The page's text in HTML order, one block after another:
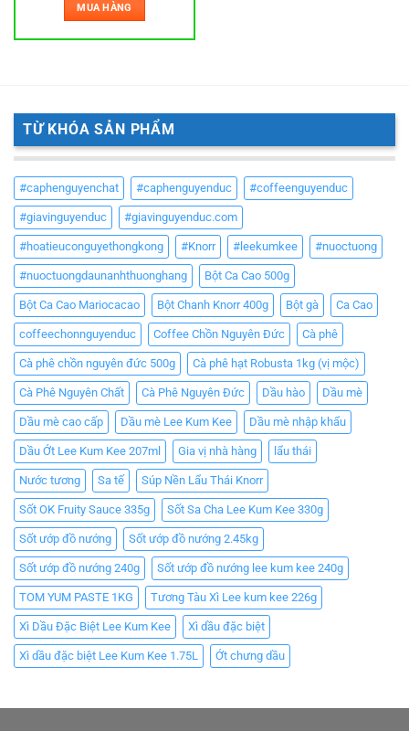
MUA HÀNG
TỪ KHÓA SẢN PHẨM
#caphenguyenchat #caphenguyenduc #coffeenguyenduc
#giavinguyenduc #giavinguyenduc.com
#hoatieuconguyethongkong #Knorr #leekumkee #nuoctuong
#nuoctuongdaunanhthuonghang Bột Ca Cao 500g
Bột Ca Cao Mariocacao Bột Chanh Knorr 400g Bột gà Ca Cao
coffeechonnguyenduc Coffee Chồn Nguyên Đức Cà phê
Cà phê chồn nguyên đức 500g Cà phê hạt Robusta 1kg (vị mộc)
Cà Phê Nguyên Chất Cà Phê Nguyên Đức Dầu hào Dầu mè
Dầu mè cao cấp Dầu mè Lee Kum Kee Dầu mè nhập khẩu
Dầu Ớt Lee Kum Kee 207ml Gia vị nhà hàng lẩu thái
Nước tương Sa tế Súp Nền Lẩu Thái Knorr
Sốt OK Fruity Sauce 335g Sốt Sa Cha Lee Kum Kee 330g
Sốt ướp đồ nướng Sốt ướp đồ nướng 2.45kg
Sốt ướp đồ nướng 240g Sốt ướp đồ nướng lee kum kee 240g
TOM YUM PASTE 1KG Tương Tàu Xì Lee kum kee 226g
Xì Dầu Đặc Biệt Lee Kum Kee Xì dầu đặc biệt
Xì dầu đặc biệt Lee Kum Kee 1.75L Ớt chưng dầu